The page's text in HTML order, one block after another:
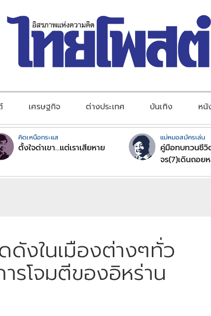
เศรษฐกิจ ต่างประเทศ บันเทิง ห
คิดเหนือกระแส
ตั้งใจด่าเขา...แต่เราเสียหาย
แม่หมอสมัครเล่น
คู่มือทบทวนชีวิ
จร(7)เดินถอย
ดังในเมืองต่างๆทั่ว
รโจมตีของอิหร่าน